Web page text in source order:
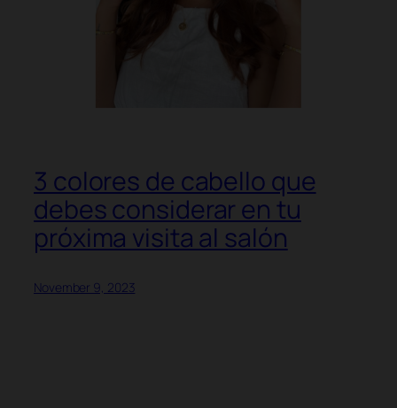
3 colores de cabello que
debes considerar en tu
próxima visita al salón
November 9, 2023